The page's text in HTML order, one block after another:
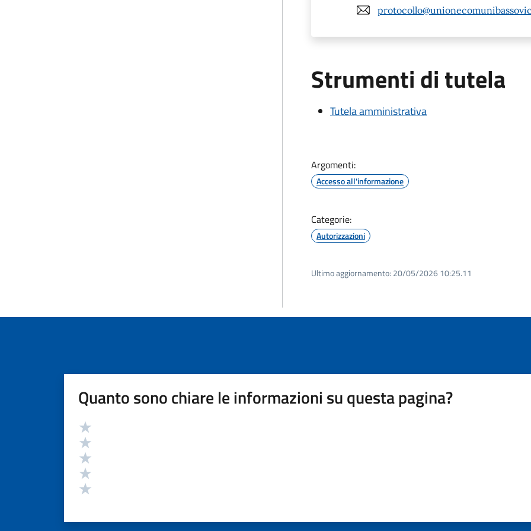
Strumenti di tutela
Tutela amministrativa
Argomenti:
Accesso all'informazione
Categorie:
Autorizzazioni
Ultimo aggiornamento: 20/05/2026 10:25.11
Quanto sono chiare le informazioni su questa pagina?
Valutazione